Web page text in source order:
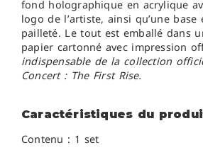
fond holographique en acrylique
logo de l’artiste, ainsi qu’une
pailleté. Le tout est emballé dans
papier cartonné avec impression
indispensable de la collection
Concert : The First Rise.
Caractéristiques du
Contenu : 1 set